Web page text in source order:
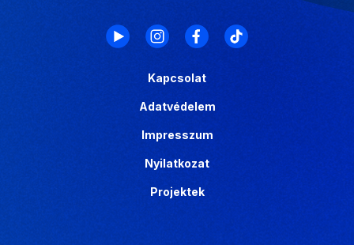
Kapcsolat
Adatvédelem
Impresszum
Nyilatkozat
Projektek